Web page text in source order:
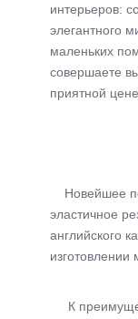
интерьеров:
элегантного
маленьких
совершаете
приятной цене.
Новейшее
эластичное
английского
К